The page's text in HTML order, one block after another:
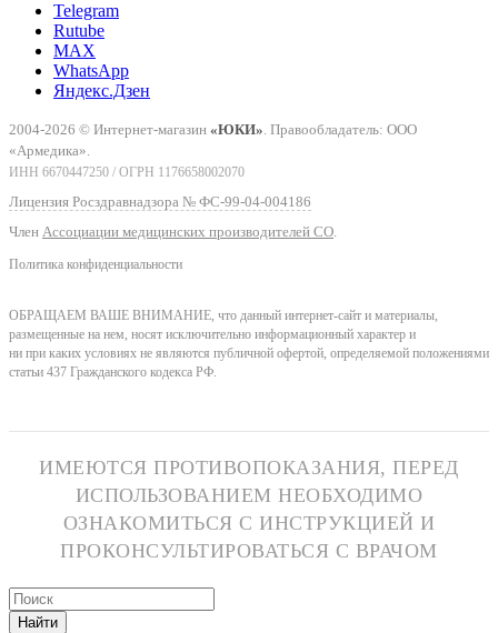
Telegram
Rutube
MAX
WhatsApp
Яндекс.Дзен
2004-2026 © Интернет-магазин «ЮКИ». Правообладатель: ООО
«Армедика».
ИНН 6670447250 / ОГРН 1176658002070
Лицензия Росздравнадзора № ФС-99-04-004186
Член Ассоциации медицинских производителей СО.
Политика конфиденциальности
ОБРАЩАЕМ ВАШЕ ВНИМАНИЕ, что данный интернет-сайт и материалы,
размещенные на нем, носят исключительно информационный характер и
ни при каких условиях не являются публичной офертой, определяемой положениями
статьи 437 Гражданского кодекса РФ.
ИМЕЮТСЯ ПРОТИВОПОКАЗАНИЯ, ПЕРЕД
ИСПОЛЬЗОВАНИЕМ НЕОБХОДИМО
ОЗНАКОМИТЬСЯ С ИНСТРУКЦИЕЙ И
ПРОКОНСУЛЬТИРОВАТЬСЯ С ВРАЧОМ
Найти